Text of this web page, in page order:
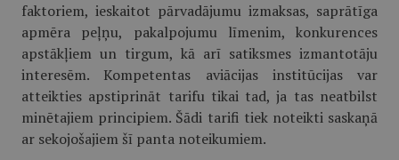
faktoriem, ieskaitot pārvadājumu izmaksas, saprātīga
apmēra peļņu, pakalpojumu līmenim, konkurences
apstākļiem un tirgum, kā arī satiksmes izmantotāju
interesēm. Kompetentas aviācijas institūcijas var
atteikties apstiprināt tarifu tikai tad, ja tas neatbilst
minētajiem principiem. Šādi tarifi tiek noteikti saskaņā
ar sekojošajiem šī panta noteikumiem.